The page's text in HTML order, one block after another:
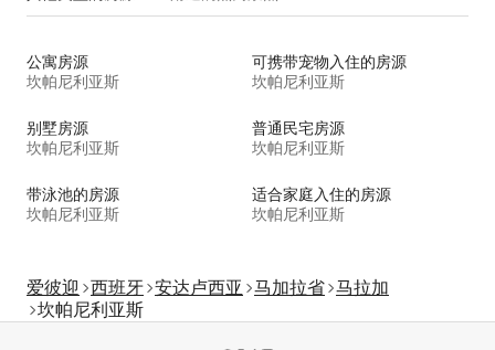
公寓房源
坎帕尼利亚斯
可携带宠物入住的房源
坎帕尼利亚斯
别墅房源
坎帕尼利亚斯
普通民宅房源
坎帕尼利亚斯
带泳池的房源
坎帕尼利亚斯
适合家庭入住的房源
坎帕尼利亚斯
爱彼迎 西班牙 安达卢西亚 马加拉省 马拉加
坎帕尼利亚斯